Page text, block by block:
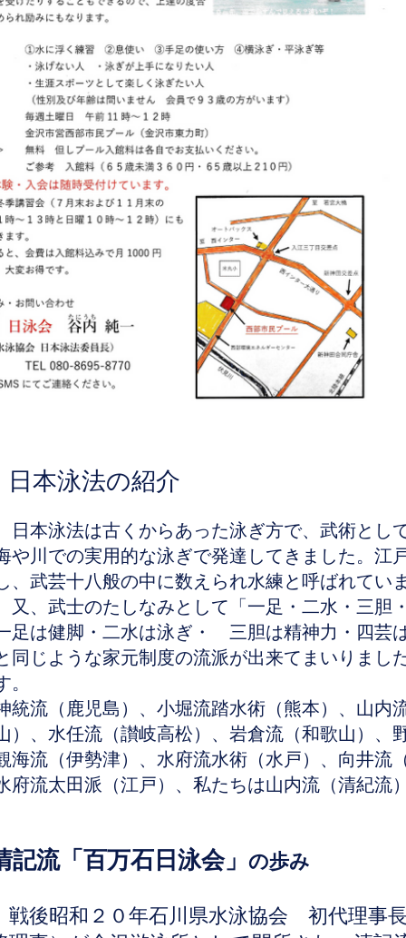
日本泳法の紹介
本泳法は古くからあった泳ぎ方で、武術とし
や川での実用的な泳ぎで発達してきました。江
、武芸十八般の中に数えられ水練と呼ばれてい
、武士のたしなみとして「一足・二水・三胆
足は健脚・二水は泳ぎ・ 三胆は精神力・四芸
同じような家元制度の流派が出来てまいりまし
。
統流（鹿児島）、小堀流踏水術（熊本）、山内
）、水任流（讃岐高松）、岩倉流（和歌山）、
海流（伊勢津）、水府流水術（水戸）、向井流
府流太田派（江戸）、私たちは山内流（清紀流
記流「百万石日泳会」 の歩み
後昭和２０年石川県水泳協会 初代理事